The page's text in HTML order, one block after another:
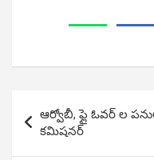
navigation
ఆర్వోబీ, ఫ్లై ఓవర్ ల
కమిషనర్